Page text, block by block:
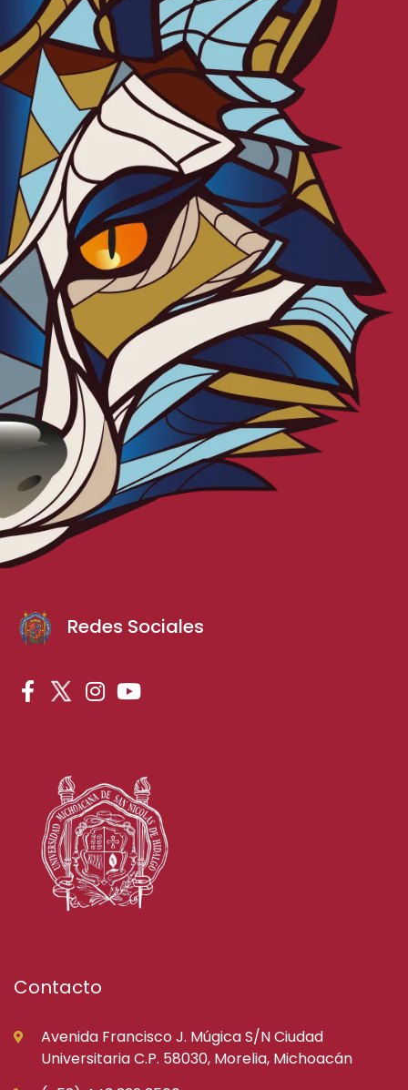
Redes Sociales
Contacto
Avenida Francisco J. Múgica S/N Ciudad
Universitaria C.P. 58030, Morelia, Michoacán